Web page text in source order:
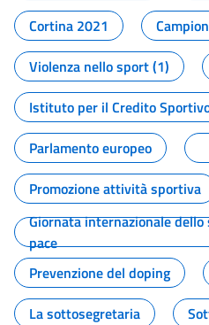
Cortina 2021
Violenza nello sport (1)
Istituto per il Credito
Parlamento europeo
Promozione attività sportiva
Giornata internazionale
pace
Prevenzione del doping
La sottosegretaria